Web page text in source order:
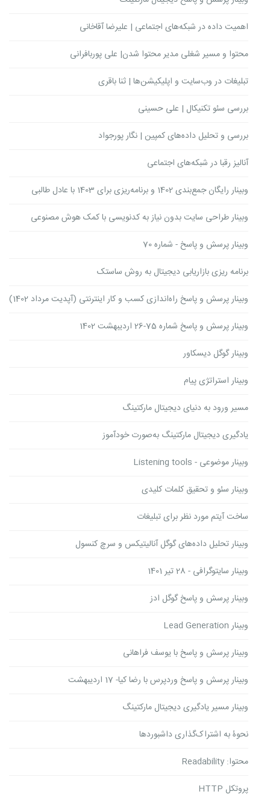
اهمیت داده در شبکه‌های اجتماعی | علیرضا آقاخانی
محتوا و مسیر شغلی مدیر محتوا شدن| علی پوربافرانی
تبلیغات در وب‌سایت و اپلیکیشن‌ها | ثنا باقری
بررسی سئو تکنیکال | علی حسینی
بررسی و تحلیل داده‌های کمپین | نگار پورجواد
آنالیز رقبا در شبکه‌های اجتماعی
وبینار رایگان جمع‌بندی 1402 و برنامه‌ریزی برای 1403 با عادل طالبی
وبینار ‌طراحی سایت بدون نیاز به کدنویسی با کمک هوش مصنوعی
وبینار پرسش و پاسخ - شماره 70
برنامه ریزی بازاریابی دیجیتال به روش ساستک
وبینار پرسش و پاسخ راه‌اندازی کسب و کار اینترنتی (آپدیت مرداد 1402)
وبینار پرسش و پاسخ شماره 75-26 اردیبهشت 1402
وبینار گوگل دیسکاور
وبینار استراتژی پیام
مسیر ورود به دنیای دیجیتال مارکتینگ
یادگیری دیجیتال مارکتینگ به‌صورت خودآموز
وبینار موضوعی - Listening tools
وبینار سئو و تحقیق کلمات کلیدی
ساخت آیتم مورد نظر برای تبلیغات
وبینار تحلیل داده‌های گوگل آنالیتیکس و سرچ کنسول
وبینار سایتوگرافی - 28 تیر 1401
وبینار پرسش و پاسخ گوگل ادز
وبینار Lead Generation
وبینار پرسش و پاسخ با یوسف فراهانی
وبینار پرسش و پاسخ وردپرس با رضا کیا- 17 اردیبهشت
وبینار مسیر یادگیری دیجیتال مارکتینگ
نحوۀ به اشتراک‌گذاری داشبوردها
محتوا: Readability
پروتکل HTTP